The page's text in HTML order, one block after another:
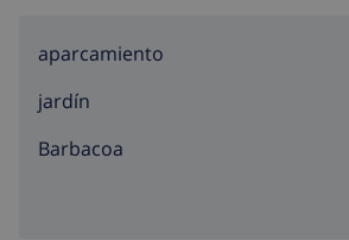
aparcamiento
jardín
barbacoa